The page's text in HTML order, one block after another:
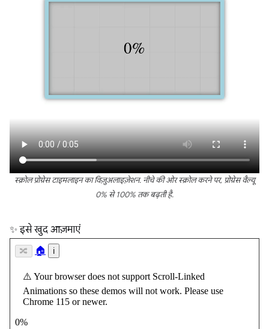
स्क्रोल प्रोग्रेस टाइमलाइन का विज़ुअलाइज़ेशन. नीचे की ओर स्क्रोल करने पर, प्रोग्रेस वैल्यू
0% से 100% तक बढ़ती है.
✨ इसे खुद आज़माएं